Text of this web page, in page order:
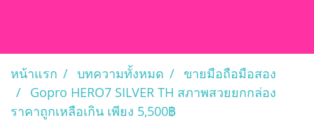
หน้าแรก บทความทั้งหมด
ขายมือถือมือสอง
Gopro HERO7 SILVER TH สภาพสวยยกกล่อง
ราคาถูกเหลือเกิน เพียง 5,500฿